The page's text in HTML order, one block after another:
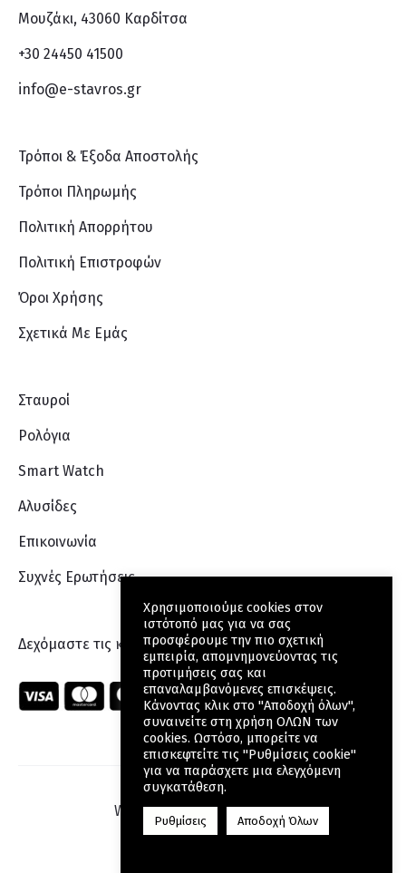
Μουζάκι, 43060 Καρδίτσα
+30 24450 41500
info@e-stavros.gr
Τρόποι & Έξοδα Αποστολής
Τρόποι Πληρωμής
Πολιτική Απορρήτου
Πολιτική Επιστροφών
Όροι Χρήσης
Σχετικά Με Eμάς
Σταυροί
Ρολόγια
Smart Watch
Αλυσίδες
Επικοινωνία
Συχνές Ερωτήσεις
Δεχόμαστε τις κάρτες:
Web Designby Wdesign.gr
Χρησιμοποιούμε cookies στον
ιστότοπό μας για να σας
προσφέρουμε την πιο σχετική
εμπειρία, απομνημονεύοντας τις
προτιμήσεις σας και
επαναλαμβανόμενες επισκέψεις.
Κάνοντας κλικ στο "Αποδοχή όλων",
συναινείτε στη χρήση ΟΛΩΝ των
cookies. Ωστόσο, μπορείτε να
επισκεφτείτε τις "Ρυθμίσεις cookie"
για να παράσχετε μια ελεγχόμενη
συγκατάθεση.
Ρυθμίσεις Αποδοχή Όλων